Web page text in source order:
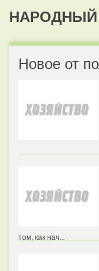
НАРОДНЫЙ
Новое от
том, как нач...